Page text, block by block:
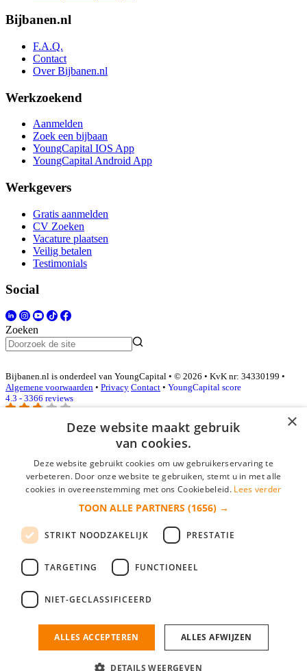
Bijbanen.nl
F.A.Q.
Contact
Over Bijbanen.nl
Werkzoekend
Aanmelden
Zoek een bijbaan
YoungCapital IOS App
YoungCapital Android App
Werkgevers
Gratis aanmelden
CV Zoeken
Vacature plaatsen
Veilig betalen
Testimonials
Social
Zoeken
Bijbanen.nl is onderdeel van YoungCapital • © 2026 • KvK nr: 34330199 •
Algemene voorwaarden • Privacy Contact • YoungCapital score
4.3 - 3366 reviews
E-mail*
login gegevens onthouden
login
Bedrijf aanmelden
nieuwe collega/werknemer zo gevonden!
×
Deze website maakt gebruik
van cookies.
Deze website gebruikt cookies om uw gebruikerservaring te
verbeteren. Door onze website te gebruiken, stemt u in met alle
cookies in overeenstemming met ons Cookiebeleid. Lees verder
TOON ALLE PARTNERS (1656) →
STRIKT NOODZAKELIJK PRESTATIE
TARGETING FUNCTIONEEL
NIET-GECLASSIFICEERD
ALLES ACCEPTEREN ALLES AFWIJZEN
DETAILS WEERGEVEN